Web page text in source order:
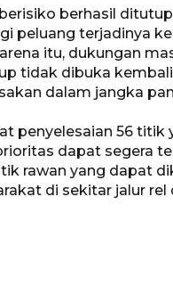
berhasil
peluang terjadinya
itu, dukungan
tidak dibuka
dalam jangka
penyelesaian 56
dapat segera
rawan yang dapat
di sekitar jalur